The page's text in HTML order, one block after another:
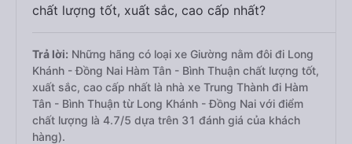
chất lượng tốt, xuất sắc, cao cấp nhất?
Trả lời: Những hãng có loại xe Giường nằm đôi đi Long
Khánh - Đồng Nai Hàm Tân - Bình Thuận chất lượng tốt,
xuất sắc, cao cấp nhất là nhà xe Trung Thành đi Hàm
Tân - Bình Thuận từ Long Khánh - Đồng Nai với điểm
chất lượng là 4.7/5 dựa trên 31 đánh giá của khách
hàng).